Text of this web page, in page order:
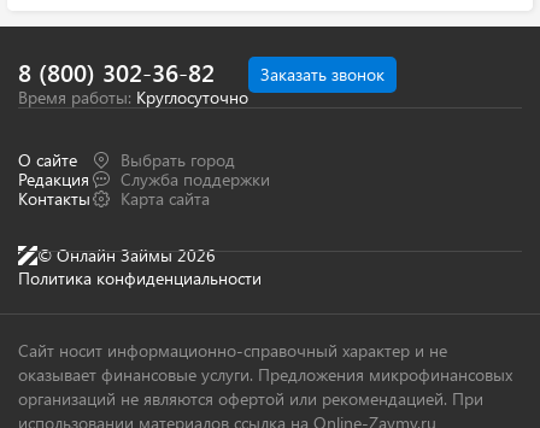
© Онлайн Займы 2026
Политика конфиденциальности
О сайте
Редакция
Контакты
Выбрать город
Служба поддержки
Карта сайта
Заказать звонок
8 (800) 302-36-82
Время работы: Круглосуточно
Сайт носит информационно-справочный характер и не
оказывает финансовые услуги. Предложения микрофинансовых
организаций не являются офертой или рекомендацией. При
использовании материалов ссылка на Online-Zaymy.ru